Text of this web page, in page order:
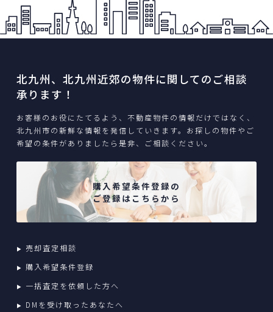
売却査定相談
購入希望条件登録
一括査定を依頼した方へ
DMを受け取ったあなたへ
北九州、北九州近郊の物件に関してのご相談
承ります！
お客様のお役にたてるよう、不動産物件の情報だけではなく、
北九州市の新鮮な情報を発信していきます。お探しの物件やご
希望の条件がありましたら是非、ご相談ください。
購入希望条件登録の
ご登録はこちらから